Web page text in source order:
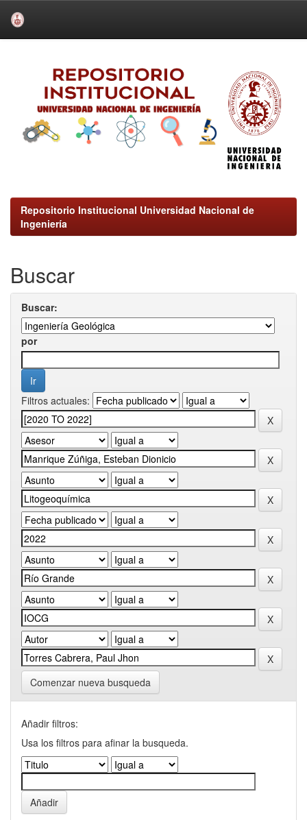
Repositorio Institucional Universidad Nacional de
Ingeniería
Buscar
Buscar:
por
Filtros actuales:
Comenzar nueva busqueda
Añadir filtros:
Usa los filtros para afinar la busqueda.